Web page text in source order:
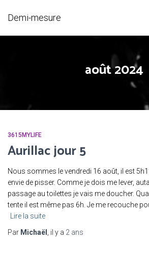
Demi-mesure
août 2024
3615MYLIFE
Aurillac jour 5
Nous sommes le vendredi 16 août, il est
envie de pisser. Comme je dois me lever,
passage au toilettes je vais me doucher.
tente il est même pas 6h. Je me recouche
Lire la suite
Par Michaël , il y a 2 ans